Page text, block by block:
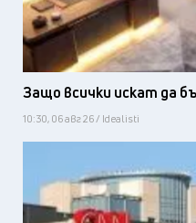
Защо всички искат да
10:30, 06 авг 26 / Idealisti